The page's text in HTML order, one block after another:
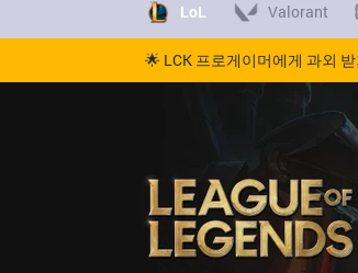
LoL Valorant
🌟 LCK 프로게이머에게 과외